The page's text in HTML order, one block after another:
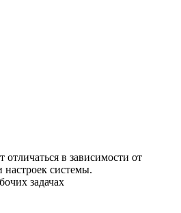
в зависимости от
системы.
задачах